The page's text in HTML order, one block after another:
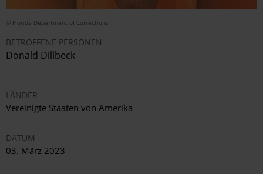
© Florida Department of Corrections
BETROFFENE PERSONEN
Donald Dillbeck
LÄNDER
Vereinigte Staaten von Amerika
DATUM
03. März 2023